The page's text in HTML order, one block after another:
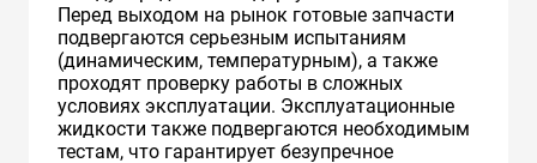
Перед выходом на рынок готовые запчасти
подвергаются серьезным испытаниям
(динамическим, температурным), а также
проходят проверку работы в сложных
условиях эксплуатации. Эксплуатационные
жидкости также подвергаются необходимым
тестам, что гарантирует безупречное